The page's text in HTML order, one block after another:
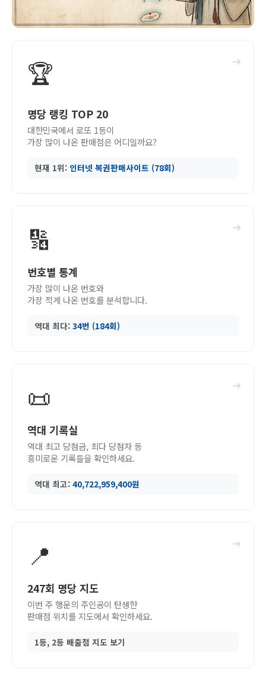
➜
🏆
명당 랭킹 TOP 20
대한민국에서 로또 1등이
가장 많이 나온 판매점은 어디일까요?
현재 1위: 인터넷 복권판매사이트 (78회)
➜
🔢
번호별 통계
가장 많이 나온 번호와
가장 적게 나온 번호를 분석합니다.
역대 최다: 34번 (184회)
➜
📜
역대 기록실
역대 최고 당첨금, 최다 당첨자 등
흥미로운 기록들을 확인하세요.
역대 최고: 40,722,959,400원
➜
📍
247회 명당 지도
이번 주 행운의 주인공이 탄생한
판매점 위치를 지도에서 확인하세요.
1등, 2등 배출점 지도 보기